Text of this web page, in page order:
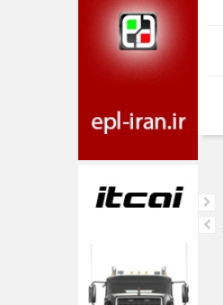
افشین بهرامی
شرکت‌های حمل‌ونقل
ایران